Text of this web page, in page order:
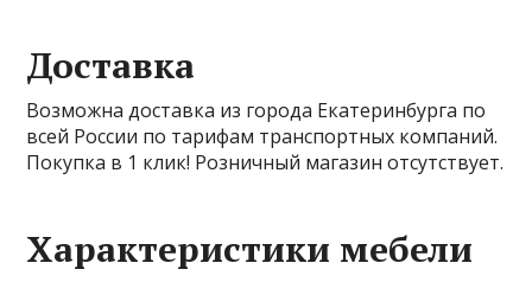
Доставка
Возможна доставка из города Екатеринбурга по
всей России по тарифам транспортных компаний.
Покупка в 1 клик! Розничный магазин отсутствует.
Характеристики мебели